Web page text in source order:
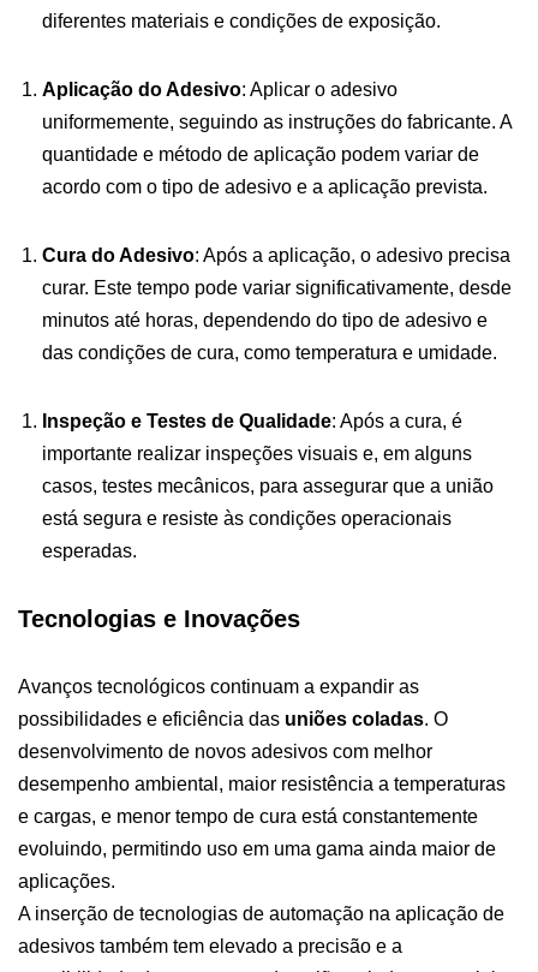
diferentes materiais e condições de exposição.
Aplicação do Adesivo: Aplicar o adesivo
uniformemente, seguindo as instruções do fabricante. A
quantidade e método de aplicação podem variar de
acordo com o tipo de adesivo e a aplicação prevista.
Cura do Adesivo: Após a aplicação, o adesivo precisa
curar. Este tempo pode variar significativamente, desde
minutos até horas, dependendo do tipo de adesivo e
das condições de cura, como temperatura e umidade.
Inspeção e Testes de Qualidade: Após a cura, é
importante realizar inspeções visuais e, em alguns
casos, testes mecânicos, para assegurar que a união
está segura e resiste às condições operacionais
esperadas.
Tecnologias e Inovações
Avanços tecnológicos continuam a expandir as
possibilidades e eficiência das uniões coladas. O
desenvolvimento de novos adesivos com melhor
desempenho ambiental, maior resistência a temperaturas
e cargas, e menor tempo de cura está constantemente
evoluindo, permitindo uso em uma gama ainda maior de
aplicações.
A inserção de tecnologias de automação na aplicação de
adesivos também tem elevado a precisão e a